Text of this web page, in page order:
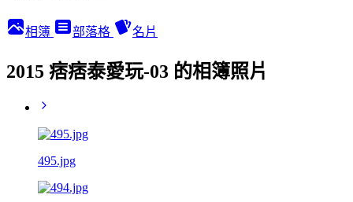
相簿 部落格 名片
2015 痞痞泰愛玩-03 的相簿照片
495.jpg